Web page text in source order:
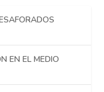
EN EL MEDIO